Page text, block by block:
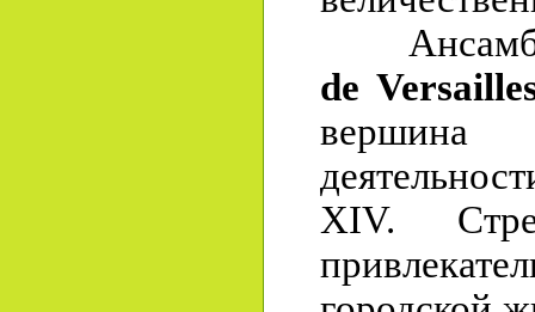
de
вершина
XIV.